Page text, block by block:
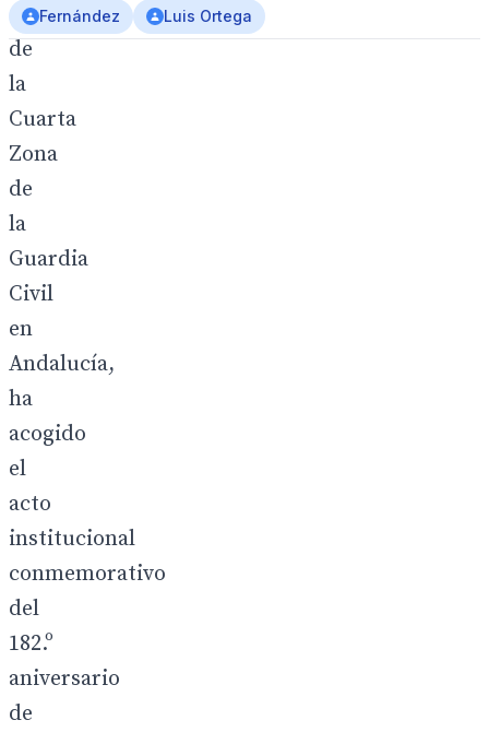
sede
de
la
Cuarta
Zona
de
la
Guardia
Civil
en
Andalucía,
ha
acogido
el
acto
institucional
conmemorativo
del
182.º
aniversario
de
Fernández
Luis Ortega